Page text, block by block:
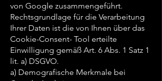
von Google zusammengeführt.
Rechtsgrundlage für die Verarbeitung
Ihrer Daten ist die von Ihnen über das
Cookie-Consent- Tool erteilte
Einwilligung gemäß Art. 6 Abs. 1 Satz 1
lit. a) DSGVO.
a) Demografische Merkmale bei